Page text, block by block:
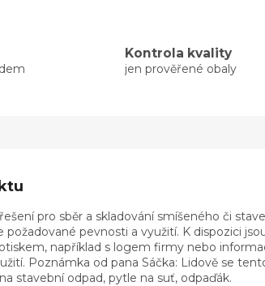
Kontrola kvality
jen prověřené obaly
pro sběr a skladování smíšeného či
pevnosti a využití. K dispozici
například s logem firmy nebo
Poznámka od pana Sáčka: Lidově se
stavební odpad, pytle na suť, odpaďák.